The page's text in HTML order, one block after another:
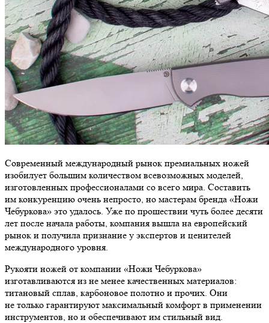
Современный международный рынок премиальных ножей
изобилует большим количеством всевозможных моделей,
изготовленных профессионалами со всего мира. Составить
им конкуренцию очень непросто, но мастерам бренда «Ножи
Чебуркова» это удалось. Уже по прошествии чуть более десяти
лет после начала работы, компания вышла на европейский
рынок и получила признание у экспертов и ценителей
международного уровня.
Рукояти ножей от компании «Ножи Чебуркова»
изготавливаются из не менее качественных материалов:
титановый сплав, карбоновое полотно и прочих. Они
не только гарантируют максимальный комфорт в применении
инструментов, но и обеспечивают им стильный вид.